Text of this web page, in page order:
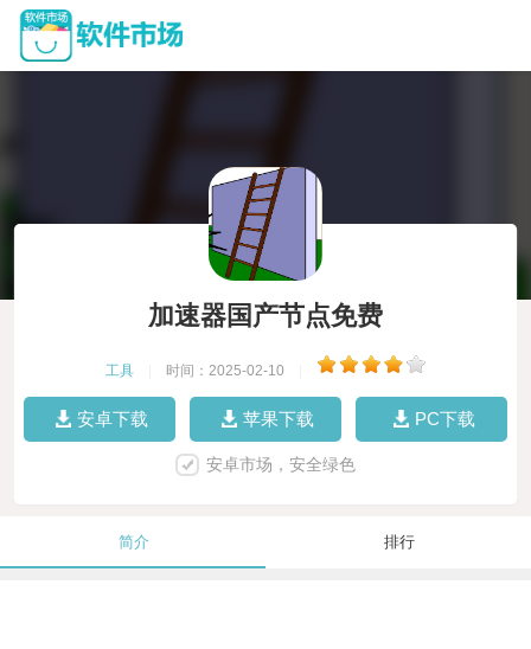
加速器国产节点免费
工具 时间：2025-02-10
安卓下载 苹果下载 PC下载
安卓市场，安全绿色
简介 排行